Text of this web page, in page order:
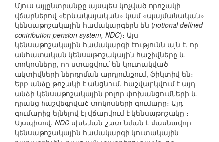
Մյուս այլընտրանքը այսպես կոչված որոշակի
վճարներով «երևակայական» կամ «պայմանական»
կենսաթոշակային համակարգերն են (notional defined
contribution pension system, NDC)։ Այս
կենսաթոշակային համակարգի էությունն այն է, որ
անհատական կենսաթոշակային հաշիվները և
տոկոսները, որ ստացվում են կուտակված
ակտիվների ներդրման արդյունքում, ֆիկտիվ են։
Երբ անձը թոշակի է անցնում, հաշվարկվում է այդ
անձի կենսաթոշակային բոլոր փոխանցումների և
դրանց հաշվեգրված տոկոսների գումարը։ Այդ
գումարից ելնելով էլ վճարվում է կենսաթոշակը ։
Այսպիսով, NDC սխեման շատ նման է մասնավոր
կենսաթոշակային համակարգի կուտակային